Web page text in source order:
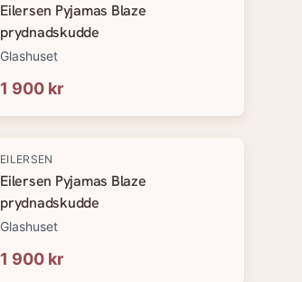
Eilersen Pyjamas Blaze
prydnadskudde
Glashuset
1 900 kr
EILERSEN
Eilersen Pyjamas Blaze
prydnadskudde
Glashuset
1 900 kr